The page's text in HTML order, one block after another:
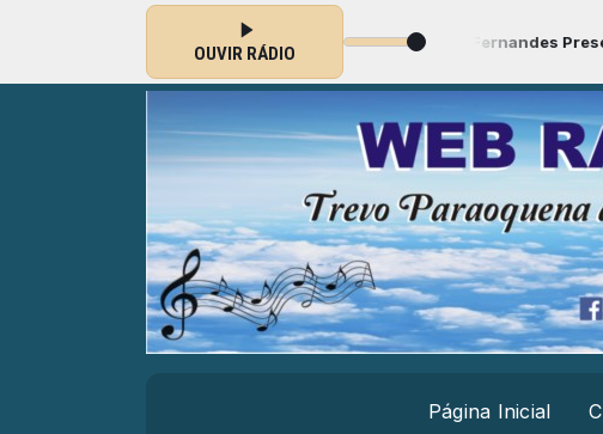
OUVIR RÁDIO
Tocando agora: Eliane Fernandes Presena
Página Inicial